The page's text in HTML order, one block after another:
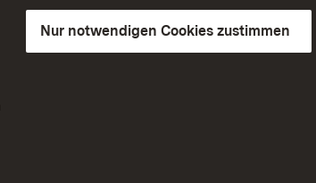
Nur notwendigen Cookies zustimmen